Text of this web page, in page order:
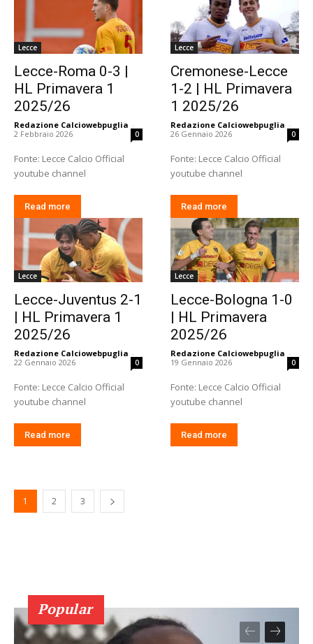
Lecce
Lecce-Roma 0-3 |
HL Primavera 1
2025/26
Redazione Calciowebpuglia -
2 Febbraio 2026
0
Fonte: Lecce Calcio Official
youtube channel
Read more
Lecce
Cremonese-Lecce
1-2 | HL Primavera
1 2025/26
Redazione Calciowebpuglia -
26 Gennaio 2026
0
Fonte: Lecce Calcio Official
youtube channel
Read more
Lecce
Lecce-Juventus 2-1
| HL Primavera 1
2025/26
Redazione Calciowebpuglia -
22 Gennaio 2026
0
Fonte: Lecce Calcio Official
youtube channel
Read more
Lecce
Lecce-Bologna 1-0
| HL Primavera
2025/26
Redazione Calciowebpuglia -
19 Gennaio 2026
0
Fonte: Lecce Calcio Official
youtube channel
Read more
1 2 3
Popular